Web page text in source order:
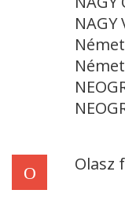
NAGY
O Olasz